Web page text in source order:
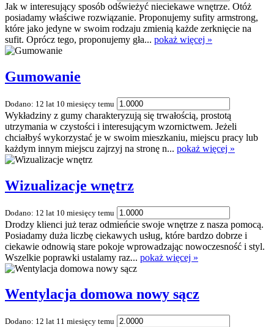
Jak w interesujący sposób odświeżyć nieciekawe wnętrze. Otóż
posiadamy właściwe rozwiązanie. Proponujemy sufity armstrong,
które jako jedyne w swoim rodzaju zmienią każde zerknięcie na
sufit. Oprócz tego, proponujemy gła... pokaż więcej »
Gumowanie
Dodano: 12 lat 10 miesięcy temu
Wykładziny z gumy charakteryzują się trwałością, prostotą
utrzymania w czystości i interesującym wzornictwem. Jeżeli
chciałbyś wykorzystać je w swoim mieszkaniu, miejscu pracy lub
każdym innym miejscu zajrzyj na stronę n... pokaż więcej »
Wizualizacje wnętrz
Dodano: 12 lat 10 miesięcy temu
Drodzy klienci już teraz odmieńcie swoje wnętrze z nasza pomocą.
Posiadamy duża liczbę ciekawych usług, które bardzo dobrze i
ciekawie odnowią stare pokoje wprowadzając nowoczesność i styl.
Wszelkie poprawki ustalamy raz... pokaż więcej »
Wentylacja domowa nowy sącz
Dodano: 12 lat 11 miesięcy temu